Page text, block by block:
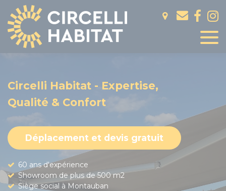
Circelli Habitat - Expertise,
Qualité & Confort
Déplacement et devis gratuit
60 ans d'expérience
Showroom de plus de 500 m2
Siège social à Montauban
Panneau de gestion des cookies